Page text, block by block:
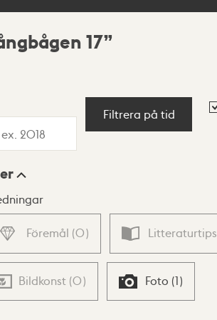
17
Filtrera på tid
Föremål (0) Litteraturtips
Bildkonst (0) Foto (1)